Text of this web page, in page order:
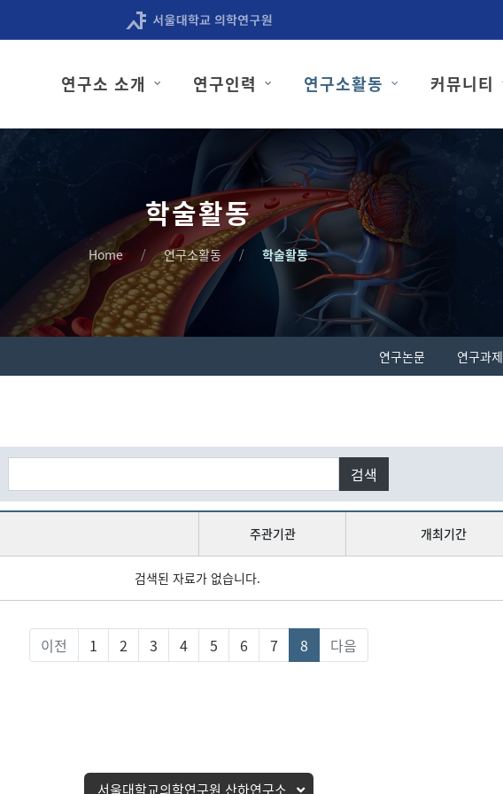
연구소 소개 연구인력 연구소활동 커뮤니티
학술활동
Home 연구소활동 학술활동
연구논문 연구과제
검색
주관기관 개최기간
검색된 자료가 없습니다.
이전 1 2 3 4 5 6 7 8 다음
서울대학교의학연구원 산하연구소